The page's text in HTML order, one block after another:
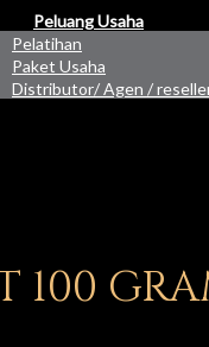
Peluang Usaha
Pelatihan
Paket Usaha
Distributor/ Agen /
100